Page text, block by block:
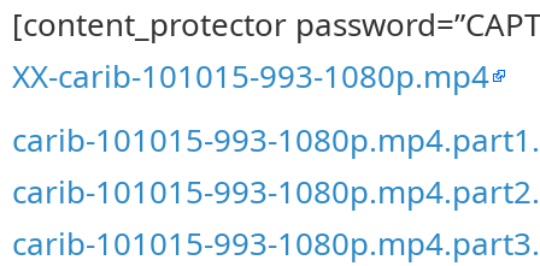
[content_protector
XX-carib-101015-993-1080p.mp4
carib-101015-993-
carib-101015-993-
carib-101015-993-